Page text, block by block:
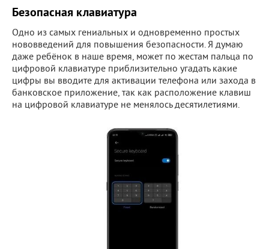
Безопасная клавиатура
Одно из самых гениальных и одновременно простых
нововведений для повышения безопасности. Я думаю
даже ребёнок в наше время, может по жестам пальца по
цифровой клавиатуре приблизительно угадать какие
цифры вы вводите для активации телефона или захода в
банковское приложение, так как расположение клавиш
на цифровой клавиатуре не менялось десятилетиями.